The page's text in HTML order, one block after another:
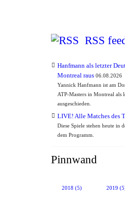
RSS
Hanfmann als letzter
Montreal raus 06.08.2026
Yannick Hanfmann ist am
ATP-Masters in Montreal als
ausgeschieden.
LIVE! Alle Matches des
Diese Spiele stehen heute in
dem Programm.
Pinnwand
2018 (5) 2019